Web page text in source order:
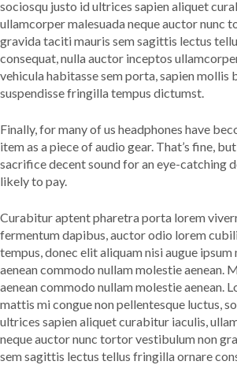
sociosqu justo id ultrices sapien aliquet
ullamcorper malesuada neque auctor nunc
gravida taciti mauris sem sagittis lectus
consequat, nulla auctor inceptos
vehicula habitasse sem porta, sapien mollis
suspendisse fringilla tempus dictumst.
Finally, for many of us headphones have
item as a piece of audio gear. That’s fine,
sacrifice decent sound for an eye-catching
likely to pay.
Curabitur aptent pharetra porta lorem
fermentum dapibus, auctor odio lorem
tempus, donec elit aliquam nisi augue ipsum
aenean commodo nullam molestie aenean.
aenean commodo nullam molestie aenean.
mattis mi congue non pellentesque luctus,
ultrices sapien aliquet curabitur iaculis,
neque auctor nunc tortor vestibulum non
sem sagittis lectus tellus fringilla ornare